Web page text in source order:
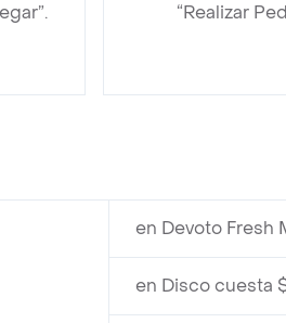
“Realizar
en Devoto Fresh
en Disco cuesta